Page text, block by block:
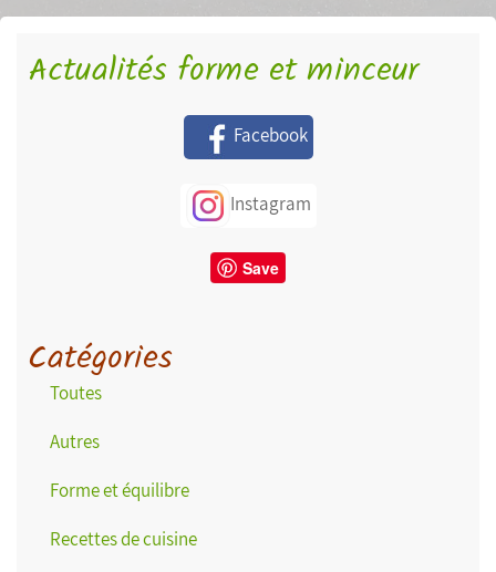
Actualités forme et minceur
Facebook
Instagram
Save
Catégories
Toutes
Autres
Forme et équilibre
Recettes de cuisine